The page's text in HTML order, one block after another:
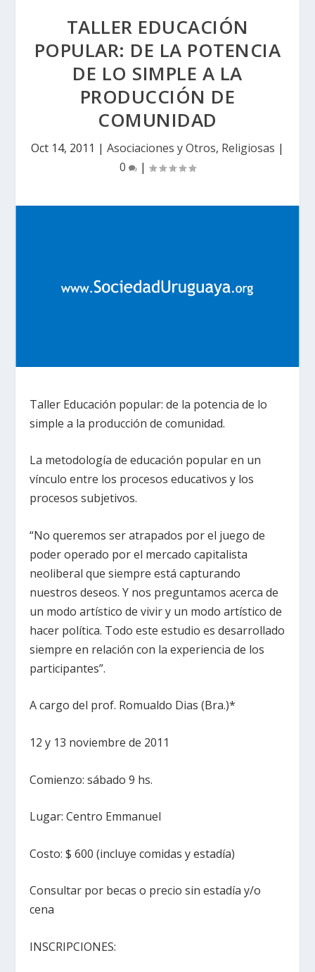
TALLER EDUCACIÓN
POPULAR: DE LA POTENCIA
DE LO SIMPLE A LA
PRODUCCIÓN DE
COMUNIDAD
Oct 14, 2011 | Asociaciones y Otros, Religiosas |
0
|
Taller Educación popular: de la potencia de lo
simple a la producción de comunidad.
La metodología de educación popular en un
vínculo entre los procesos educativos y los
procesos subjetivos.
“No queremos ser atrapados por el juego de
poder operado por el mercado capitalista
neoliberal que siempre está capturando
nuestros deseos. Y nos preguntamos acerca de
un modo artístico de vivir y un modo artístico de
hacer política. Todo este estudio es desarrollado
siempre en relación con la experiencia de los
participantes”.
A cargo del prof. Romualdo Dias (Bra.)*
12 y 13 noviembre de 2011
Comienzo: sábado 9 hs.
Lugar: Centro Emmanuel
Costo: $ 600 (incluye comidas y estadía)
Consultar por becas o precio sin estadía y/o
cena
INSCRIPCIONES: